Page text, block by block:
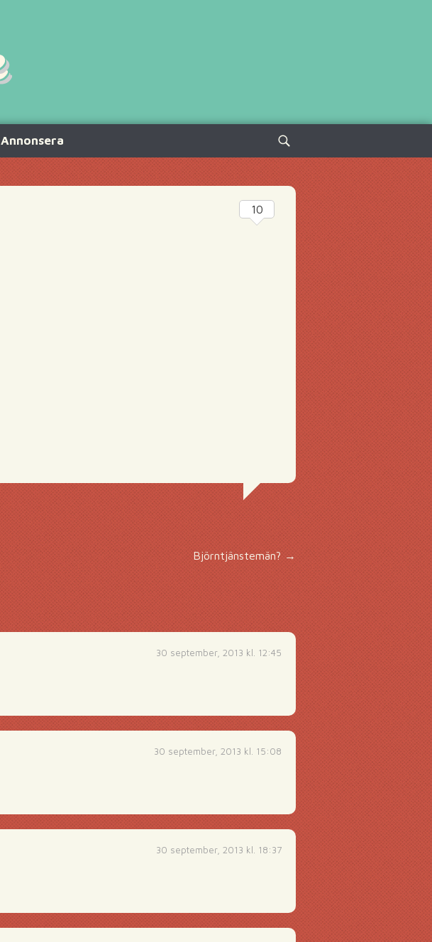
Annonsera
Sök
efter:
10
Björntjänstemän? →
30 september, 2013 kl. 12:45
30 september, 2013 kl. 15:08
30 september, 2013 kl. 18:37